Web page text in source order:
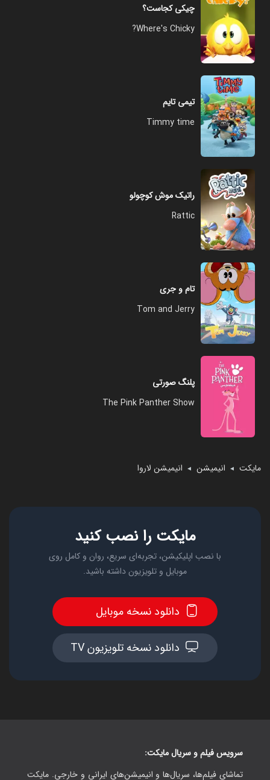
چیکی کجاست؟
Where's Chicky?
تیمی تایم
Timmy time
راتیک موش کوچولو
Rattic
تام و جری
Tom and Jerry
پلنگ صورتی
The Pink Panther Show
مایکت ◄ انیمیشن ◄ انیمیشن لاروا
مایکت را نصب کنید
با نصب اپلیکیشن، تجربه‌ای سریع، روان و کامل روی
موبایل و تلویزیون داشته باشید.
دانلود نسخه موبایل
دانلود نسخه تلویزیون TV
سرویس فیلم و سریال مایکت:
تماشای فیلم‌ها، سریال‌ها و انیمیشن‌های ایرانی و خارجی. مایکت